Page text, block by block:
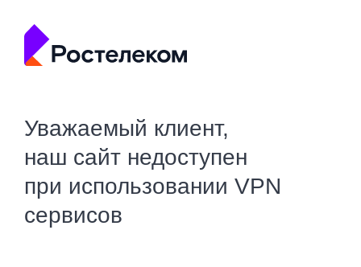
Уважаемый клиент,
наш сайт недоступен
при использовании VPN
сервисов